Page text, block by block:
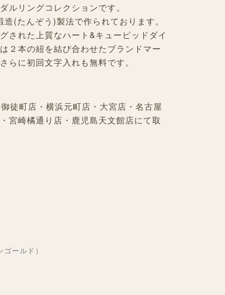
ルリングコレクションです。
(たんぞう)製法で作られております。
された上質なハート&キューピッドダイ
２本の紐を結び合わせたブランドマー
らに初回文字入れも無料です。
徒町店・横浜元町店・大宮店・名古屋
宮崎橘通り店・鹿児島天文館店にて取
ールド）